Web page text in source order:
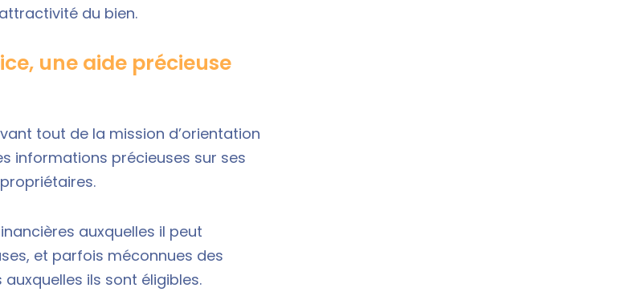
du bien.
une aide précieuse
tout de la mission d’orientation
informations précieuses sur ses
auxquelles il peut
et parfois méconnues des
ils sont éligibles.